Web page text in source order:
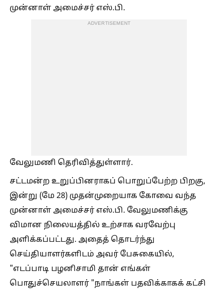
முன்னாள் அமைச்சர் எஸ்.பி.
ADVERTISEMENT
வேலுமணி தெரிவித்துள்ளார்.
சட்டமன்ற உறுப்பினராகப் பொறுப்பேற்ற பிறகு,
இன்று (மே 28) முதன்முறையாக கோவை வந்த
முன்னாள் அமைச்சர் எஸ்.பி. வேலுமணிக்கு
விமான நிலையத்தில் உற்சாக வரவேற்பு
அளிக்கப்பட்டது. அதைத் தொடர்ந்து
செய்தியாளர்களிடம் அவர் பேசுகையில்,
"எடப்பாடி பழனிசாமி தான் எங்கள்
பொதுச்செயலாளர் "நாங்கள் பதவிக்காகக் கட்சி